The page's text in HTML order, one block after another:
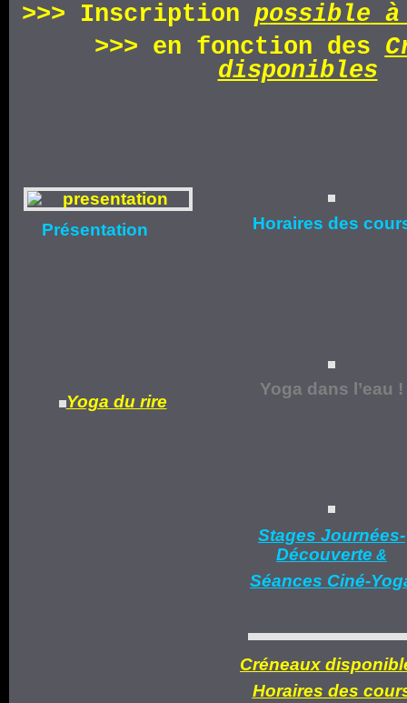
>>> Inscription possible à
>>> en fonction des
disponibles
Présentation Horaires des
Yoga du rire
Yoga dans l’eau !
Stages Journées-
Découverte &
Séances Ciné-
Créneaux
Horaires des